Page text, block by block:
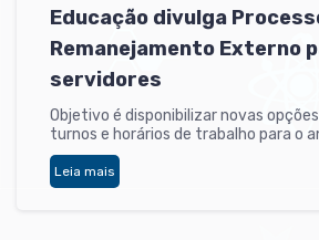
Educação divulga
Remanejamento Externo
servidores
Objetivo é disponibilizar novas
turnos e horários de trabalho para o
Leia mais